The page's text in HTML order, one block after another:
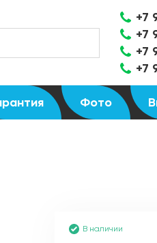
+7
+7
+7
+7
Фото
В наличии